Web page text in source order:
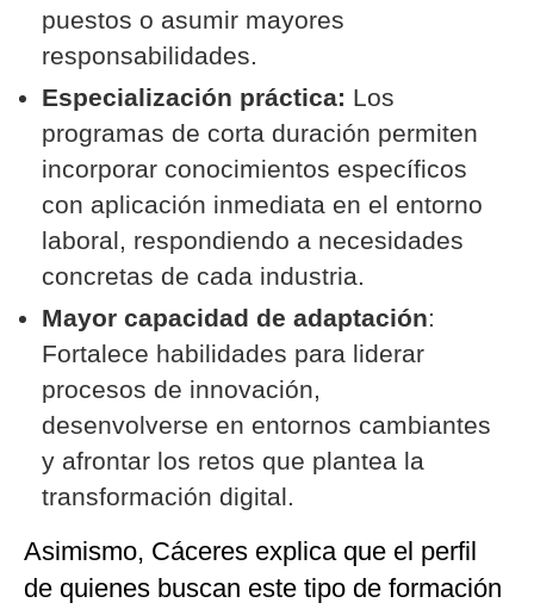
puestos o asumir mayores
responsabilidades.
Especialización práctica: Los
programas de corta duración permiten
incorporar conocimientos específicos
con aplicación inmediata en el entorno
laboral, respondiendo a necesidades
concretas de cada industria.
Mayor capacidad de adaptación:
Fortalece habilidades para liderar
procesos de innovación,
desenvolverse en entornos cambiantes
y afrontar los retos que plantea la
transformación digital.
Asimismo, Cáceres explica que el perfil
de quienes buscan este tipo de formación